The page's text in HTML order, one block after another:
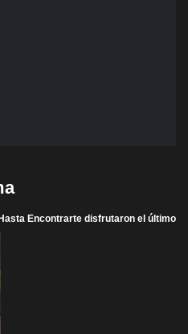
Encontrarte disfrutaron el último